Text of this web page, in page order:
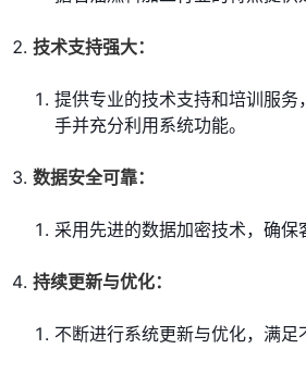
技术支持强大：
提供专业的技术支持和培训服务
手并充分利用系统功能。
数据安全可靠：
采用先进的数据加密技术，确保
持续更新与优化：
不断进行系统更新与优化，满足